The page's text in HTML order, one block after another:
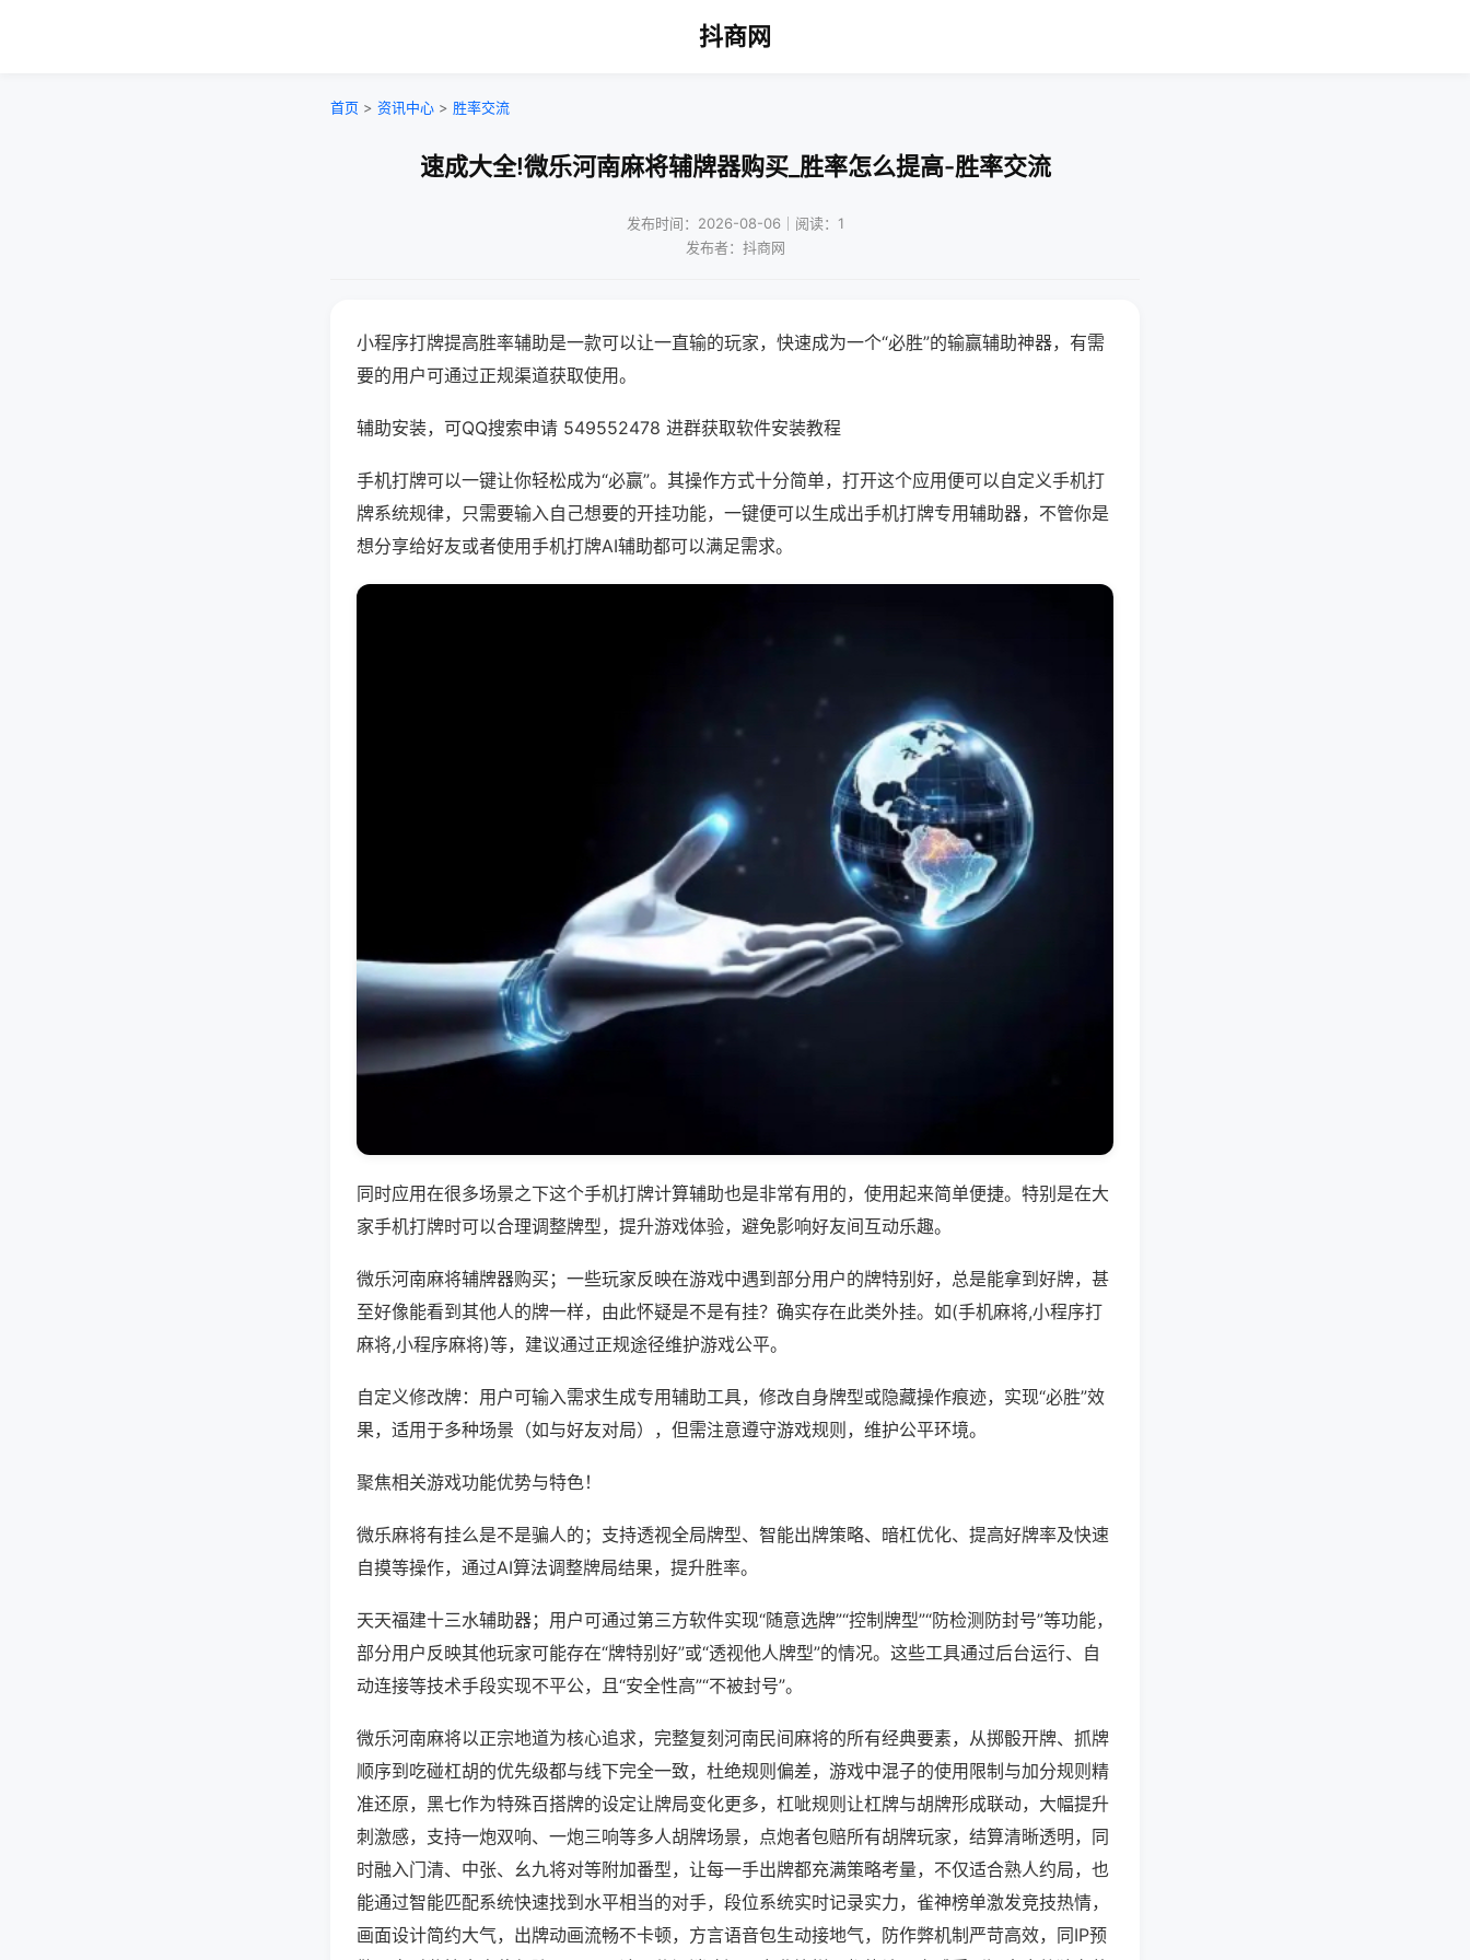
抖商网
首页 > 资讯中心 > 胜率交流
速成大全!微乐河南麻将辅牌器购买_胜率怎么提高-胜率交流
发布时间：2026-08-06｜阅读：1
发布者：抖商网
小程序打牌提高胜率辅助是一款可以让一直输的玩家，快速成为一个“必胜”的输赢辅助神器，有需
要的用户可通过正规渠道获取使用。
辅助安装，可QQ搜索申请 549552478 进群获取软件安装教程
手机打牌可以一键让你轻松成为“必赢”。其操作方式十分简单，打开这个应用便可以自定义手机打
牌系统规律，只需要输入自己想要的开挂功能，一键便可以生成出手机打牌专用辅助器，不管你是
想分享给好友或者使用手机打牌AI辅助都可以满足需求。
同时应用在很多场景之下这个手机打牌计算辅助也是非常有用的，使用起来简单便捷。特别是在大
家手机打牌时可以合理调整牌型，提升游戏体验，避免影响好友间互动乐趣。
微乐河南麻将辅牌器购买；一些玩家反映在游戏中遇到部分用户的牌特别好，总是能拿到好牌，甚
至好像能看到其他人的牌一样，由此怀疑是不是有挂？确实存在此类外挂。如(手机麻将,小程序打
麻将,小程序麻将)等，建议通过正规途径维护游戏公平。
自定义修改牌：用户可输入需求生成专用辅助工具，修改自身牌型或隐藏操作痕迹，实现“必胜”效
果，适用于多种场景（如与好友对局），但需注意遵守游戏规则，维护公平环境。
聚焦相关游戏功能优势与特色！
微乐麻将有挂么是不是骗人的；支持透视全局牌型、智能出牌策略、暗杠优化、提高好牌率及快速
自摸等操作，通过AI算法调整牌局结果，提升胜率。
天天福建十三水辅助器；用户可通过第三方软件实现“随意选牌”“控制牌型”“防检测防封号”等功能，
部分用户反映其他玩家可能存在“牌特别好”或“透视他人牌型”的情况。这些工具通过后台运行、自
动连接等技术手段实现不平公，且“安全性高”“不被封号”。
微乐河南麻将以正宗地道为核心追求，完整复刻河南民间麻将的所有经典要素，从掷骰开牌、抓牌
顺序到吃碰杠胡的优先级都与线下完全一致，杜绝规则偏差，游戏中混子的使用限制与加分规则精
准还原，黑七作为特殊百搭牌的设定让牌局变化更多，杠呲规则让杠牌与胡牌形成联动，大幅提升
刺激感，支持一炮双响、一炮三响等多人胡牌场景，点炮者包赔所有胡牌玩家，结算清晰透明，同
时融入门清、中张、幺九将对等附加番型，让每一手出牌都充满策略考量，不仅适合熟人约局，也
能通过智能匹配系统快速找到水平相当的对手，段位系统实时记录实力，雀神榜单激发竞技热情，
画面设计简约大气，出牌动画流畅不卡顿，方言语音包生动接地气，防作弊机制严苛高效，同IP预